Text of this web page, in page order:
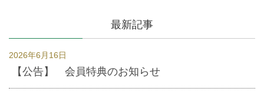
最新記事
2026年6月16日
【公告】 会員特典のお知らせ